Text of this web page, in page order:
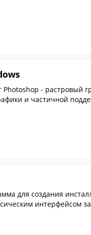
Photoshop - растровый
и частичной
для создания
интерфейсом